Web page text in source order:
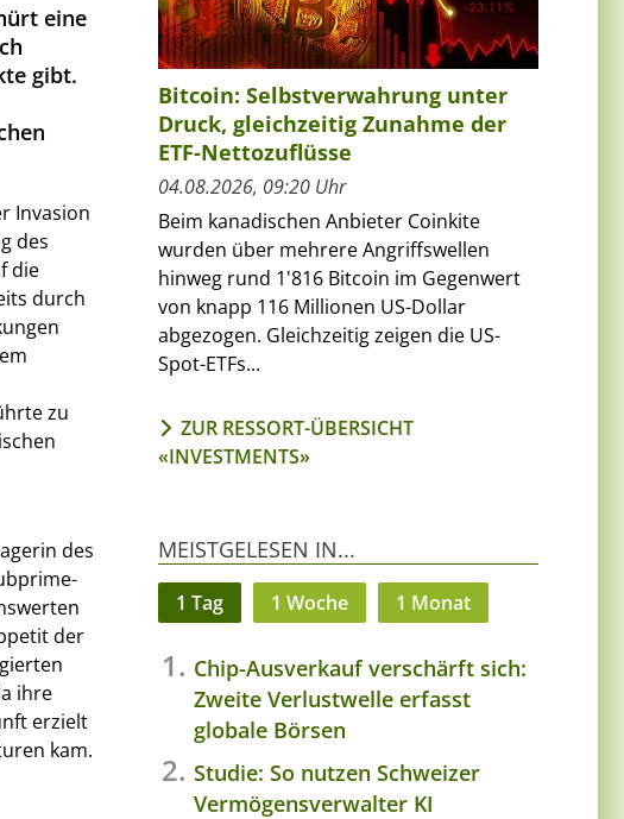
eine
gibt.
Invasion
des
die
durch
zu
des
der
ihre
erzielt
kam.
Bitcoin: Selbstverwahrung unter
Druck, gleichzeitig Zunahme der
ETF-Nettozuflüsse
04.08.2026, 09:20 Uhr
Beim kanadischen Anbieter Coinkite
wurden über mehrere Angriffswellen
hinweg rund 1'816 Bitcoin im Gegenwert
von knapp 116 Millionen US-Dollar
abgezogen. Gleichzeitig zeigen die US-
Spot-ETFs...
ZUR RESSORT-ÜBERSICHT
«INVESTMENTS»
MEISTGELESEN IN...
1 Tag 1 Woche 1 Monat
Chip-Ausverkauf verschärft sich:
Zweite Verlustwelle erfasst
globale Börsen
Studie: So nutzen Schweizer
Vermögensverwalter KI